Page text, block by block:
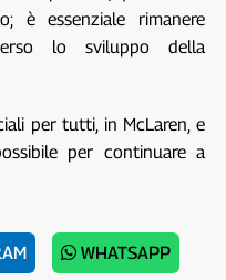
è essenziale rimanere
lo sviluppo della
per tutti, in McLaren, e
per continuare a
WHATSAPP